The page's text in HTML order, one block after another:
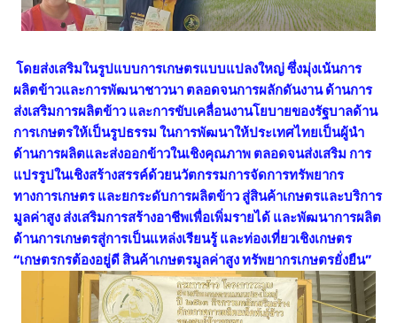
โดยส่งเสริมในรูปแบบการเกษตรแบบแปลงใหญ่ ซึ่งมุ่งเน้นการ
ผลิตข้าวและการพัฒนาชาวนา ตลอดจนการผลักดันงาน ด้านการ
ส่งเสริมการผลิตข้าว และการขับเคลื่อนงานโยบายของรัฐบาลด้าน
การเกษตรให้เป็นรูปธรรม ในการพัฒนาให้ประเทศไทยเป็นผู้นำ
ด้านการผลิตและส่งออกข้าวในเชิงคุณภาพ ตลอดจนส่งเสริม การ
แปรรูปในเชิงสร้างสรรค์ด้วยนวัตกรรมการจัดการทรัพยากร
ทางการเกษตร และยกระดับการผลิตข้าว สู่สินค้าเกษตรและบริการ
มูลค่าสูง ส่งเสริมการสร้างอาชีพเพื่อเพิ่มรายได้ และพัฒนาการผลิต
ด้านการเกษตรสู่การเป็นแหล่งเรียนรู้ และท่องเที่ยวเชิงเกษตร
“เกษตรกรต้องอยู่ดี สินค้าเกษตรมูลค่าสูง ทรัพยากรเกษตรยั่งยืน”